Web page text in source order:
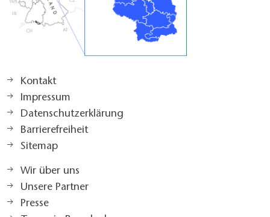
Kontakt
Impressum
Datenschutzerklärung
Barrierefreiheit
Sitemap
Wir über uns
Unsere Partner
Presse